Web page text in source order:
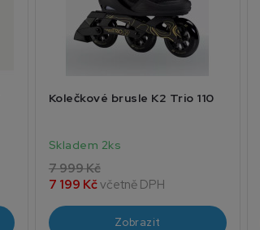
Kolečkové brusle K2 Trio 110
Skladem 2ks
7 999 Kč
7 199 Kčvčetně DPH
Zobrazit